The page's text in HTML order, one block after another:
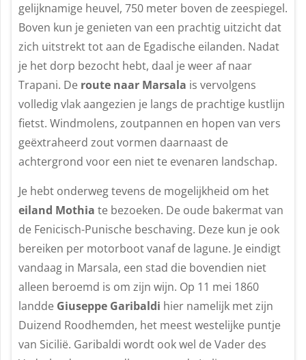
gelijknamige heuvel, 750 meter boven de zeespiegel.
Boven kun je genieten van een prachtig uitzicht dat
zich uitstrekt tot aan de Egadische eilanden. Nadat
je het dorp bezocht hebt, daal je weer af naar
Trapani. De route naar Marsala is vervolgens
volledig vlak aangezien je langs de prachtige kustlijn
fietst. Windmolens, zoutpannen en hopen van vers
geëxtraheerd zout vormen daarnaast de
achtergrond voor een niet te evenaren landschap.
Je hebt onderweg tevens de mogelijkheid om het
eiland Mothia te bezoeken. De oude bakermat van
de Fenicisch-Punische beschaving. Deze kun je ook
bereiken per motorboot vanaf de lagune. Je eindigt
vandaag in Marsala, een stad die bovendien niet
alleen beroemd is om zijn wijn. Op 11 mei 1860
landde Giuseppe Garibaldi hier namelijk met zijn
Duizend Roodhemden, het meest westelijke puntje
van Sicilië. Garibaldi wordt ook wel de Vader des